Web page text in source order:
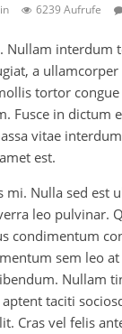
6239 Aufrufe
Nullam interdum
a
tortor
Fusce in dictum
vitae
est.
mi. Nulla sed est
leo pulvinar.
condimentum
sem leo
Nullam
aptent taciti
Cras vel felis